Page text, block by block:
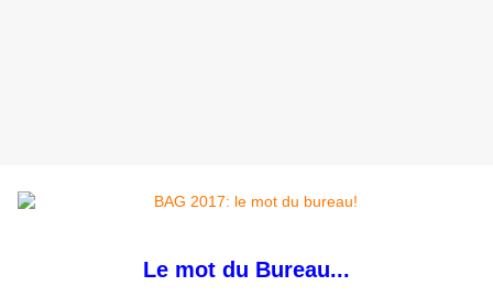
Le mot du Bureau...